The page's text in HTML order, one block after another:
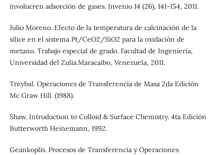
involucren adsorción de gases. Invenio 14 (26), 141-154, 2011.
Julio Moreno. Efecto de la temperatura de calcinación de la
sílice en el sistema Pt/CeO2/SiO2 para la oxidación de
metano. Trabajo especial de grado. Facultad de Ingeniería,
Universidad del Zulia.Maracaibo, Venezuela, 2011.
Treybal. Operaciones de Transferencia de Masa 2da Edición
Mc Graw Hill. (1988).
Shaw. Introduction to Colloid & Surface Chemistry. 4ta Edición
Butterworth Heinemann, 1992.
Geankoplis. Procesos de Transferencia y Operaciones